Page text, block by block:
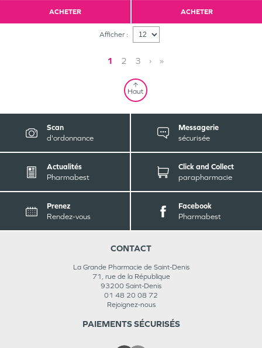
ACHETER ACHETER
Afficher :
1 2 3 › »
Haut
Scan
d'ordonnance
Messagerie
sécurisée
Actualités
Pharmabest
Click and Collect
parapharmacie
Prenez
Rendez-vous
Facebook
Pharmabest
CONTACT
La Grande Pharmacie de Saint-Denis
71, rue de la République
93200 Saint-Denis
01 48 20 08 72
Rejoignez-nous
PAIEMENTS SÉCURISÉS